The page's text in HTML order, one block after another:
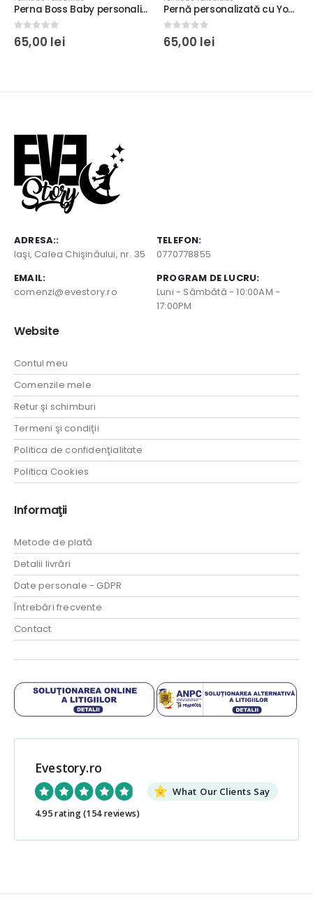
Perna Boss Baby personalizata cu nume
0 out of 5
65,00 lei
Pernă personalizată cu Yoda pentru copii, 40x40cm, poliester, model 2
0 out of 5
65,00 lei
ADRESA::
Iaşi, Calea Chişinăului, nr. 35
TELEFON:
0770778855
EMAIL:
comenzi@evestory.ro
PROGRAM DE LUCRU:
Luni - Sâmbătă - 10:00AM -
17:00PM
Website
Contul meu
Comenzile mele
Retur şi schimburi
Termeni şi condiţii
Politica de confidenţialitate
Politica Cookies
Informaţii
Metode de plată
Detalii livrări
Date personale - GDPR
Întrebări frecvente
Contact
Evestory.ro
What Our Clients Say
4.95 rating(154 reviews)